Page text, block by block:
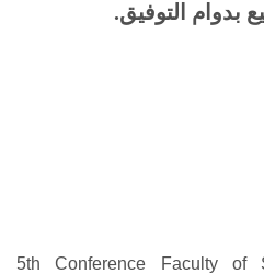
بدوام التوفيق.
5th Conference Faculty of